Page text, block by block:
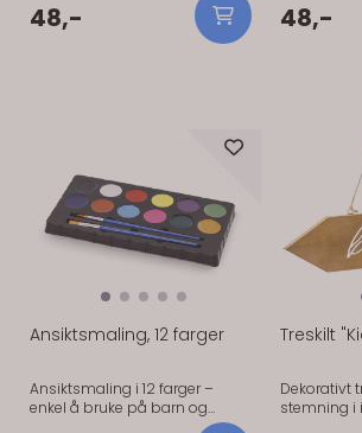
48,- 48,-
Ansiktsmaling, 12 farger
Ansiktsmaling i 12 farger –
enkel å bruke på barn og
Treskilt
Dekorativt
stemning i